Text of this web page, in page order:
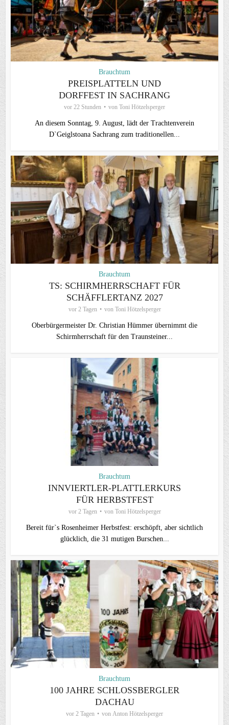
Brauchtum
PREISPLATTELN UND
DORFFEST IN SACHRANG
vor 22 Stunden von Toni Hötzelsperger
An diesem Sonntag, 9. August, lädt der Trachtenverein
D`Geiglstoana Sachrang zum traditionellen...
Brauchtum
TS: SCHIRMHERRSCHAFT FÜR
SCHÄFFLERTANZ 2027
vor 2 Tagen von Toni Hötzelsperger
Oberbürgermeister Dr. Christian Hümmer übernimmt die
Schirmherrschaft für den Traunsteiner...
Brauchtum
INNVIERTLER-PLATTLERKURS
FÜR HERBSTFEST
vor 2 Tagen von Toni Hötzelsperger
Bereit für`s Rosenheimer Herbstfest: erschöpft, aber sichtlich
glücklich, die 31 mutigen Burschen...
Brauchtum
100 JAHRE SCHLOSSBERGLER D
ACHAU
vor 2 Tagen von Anton Hötzelsperger